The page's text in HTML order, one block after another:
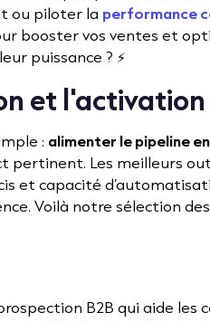
ou piloter la performance
booster vos ventes et
puissance ? ⚡️
et l'activation
: alimenter le pipeline
pertinent. Les meilleurs
et capacité
Voilà notre sélection
B2B qui aide les